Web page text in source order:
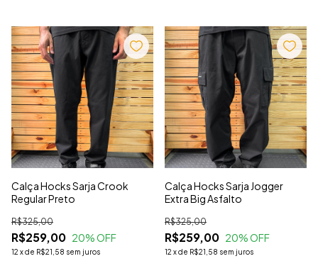
Calça Hocks Sarja Crook
Regular Preto
R$259,00
R$325,00
20% OFF
12 xde R$21,58 sem juros
Calça Hocks Sarja Jogger
Extra Big Asfalto
R$259,00
R$325,00
20% OFF
12 xde R$21,58 sem juros